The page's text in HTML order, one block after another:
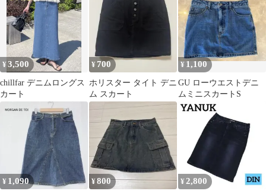
¥3,500
chillfar デニムロングス
カート
¥ 700
ホリスター タイト デニ
ム スカート
¥ 1,100
GU ローウエストデニ
ムミニスカートS
¥ 1,090 ¥800 ¥ 2,800